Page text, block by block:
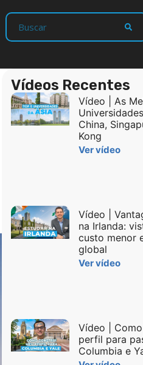
Vídeos Recentes
Vídeo | As
China,
Kong
Ver vídeo
Vídeo |
na Irlanda:
custo menor
global
Ver vídeo
Vídeo |
perfil para
Columbia e